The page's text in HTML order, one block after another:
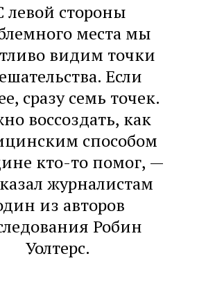
левой стороны
места мы
видим точки
Если
сразу семь точек.
воссоздать, как
способом
кто-то помог, —
журналистам
из авторов
Робин
Уолтерс.